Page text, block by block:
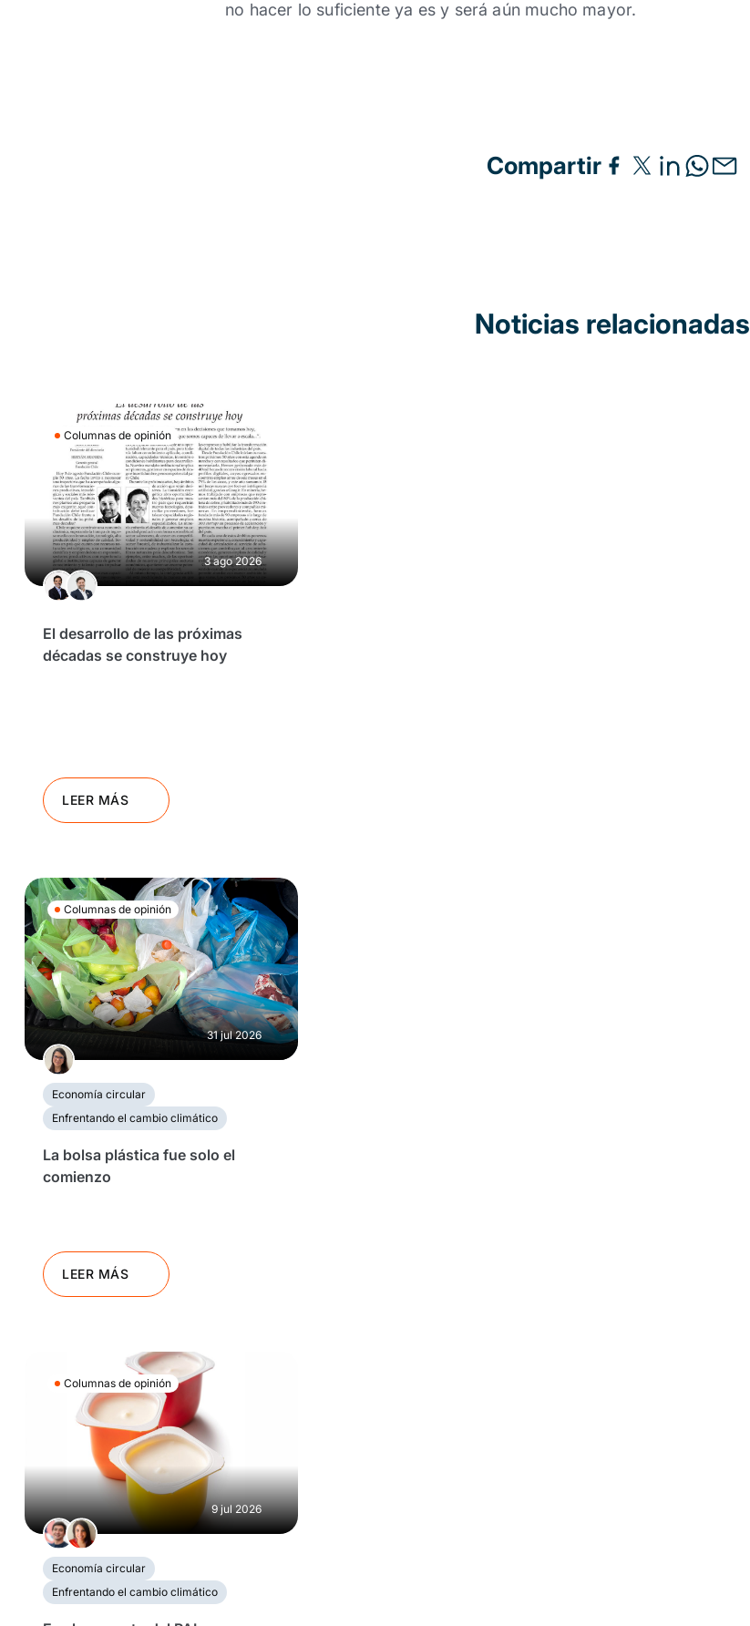
no hacer lo suficiente ya es y será aún mucho mayor.
Compartir
Noticias relacionadas
Columnas de opinión
3 ago 2026
El desarrollo de las próximas
décadas se construye hoy
LEER MÁS
Columnas de opinión
31 jul 2026
Economía circular
Enfrentando el cambio climático
La bolsa plástica fue solo el
comienzo
LEER MÁS
Columnas de opinión
9 jul 2026
Economía circular
Enfrentando el cambio climático